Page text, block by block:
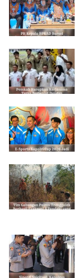
Orak
arik